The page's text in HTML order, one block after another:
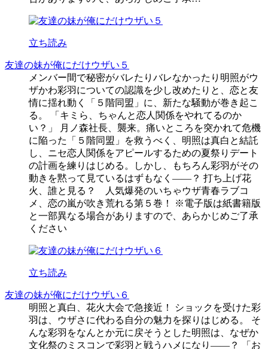
立ち読み
友達の妹が俺にだけウザい５
メンバー間で秘密がバレたりバレなかったり明照がウ
ザかわ彩羽についての認識を少し改めたりと、恋と友
情に揺れ動く「５階同盟」に、新たな騒動が巻き起こ
る。 「キミら、ちゃんと恋人関係をやれてるのか
い？」 月ノ森社長、襲来。痛いところを突かれて危機
に陥った「５階同盟」を救うべく、明照は真白と結託
し、ニセ恋人関係をアピールするための夏祭りデート
の計画を練りはじめる。しかし、もちろん彩羽がその
動きを黙って見ているはずもなく――？ 打ち上げ花
火、誰と見る？ 人気爆発のいちゃウザ青春ラブコ
メ、恋の嵐が吹き荒れる第５巻！ ※電子版は紙書籍版
と一部異なる場合がありますので、あらかじめご了承
ください
立ち読み
友達の妹が俺にだけウザい６
明照と真白、花火大会で急接近！ ショックを受けた彩
羽は、ウザさに代わる自分の魅力を探りはじめる。 そ
んな彩羽をなんとか元に戻そうとした明照は、なぜか
文化祭のミスコンで彩羽と戦うハメになり――？ 「お